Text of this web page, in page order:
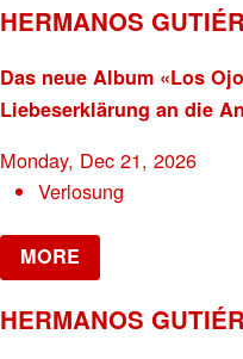
HERMANOS
Das neue Album «Los
Liebeserklärung an die
Monday, Dec 21, 2026
Verlosung
MORE
HERMANOS